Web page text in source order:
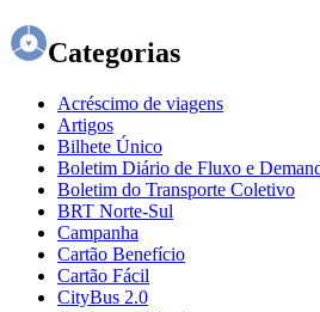
Categorias
Acréscimo de viagens
Artigos
Bilhete Único
Boletim Diário de Fluxo e
Boletim do Transporte Coletivo
BRT Norte-Sul
Campanha
Cartão Benefício
Cartão Fácil
CityBus 2.0